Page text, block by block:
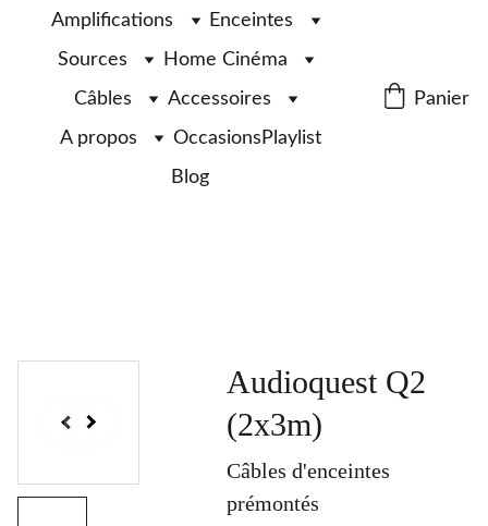
Amplifications
Enceintes
Sources
Home Cinéma
Câbles
Accessoires
A propos
Occasions Playlist
Blog
Panier
Audioquest Q2
(2x3m)
Câbles d'enceintes
prémontés